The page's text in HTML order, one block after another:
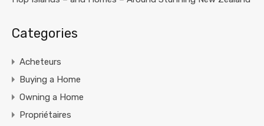
Categories
Acheteurs
Buying a Home
Owning a Home
Propriétaires